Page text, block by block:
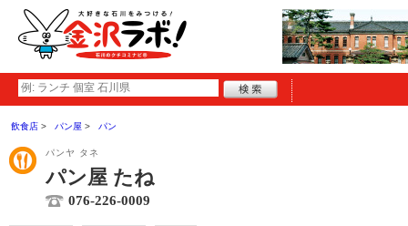
飲食店 パン屋 パン
パンヤ タネ
パン屋 たね
076-226-0009